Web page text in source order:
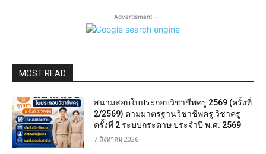
- Advertisment -
MOST READ
สนามสอบใบประกอบวิชาชีพครู 2569 (ครั้งที่
2/2569) ตามมาตรฐานวิชาชีพครู วิชาครู
ครั้งที่ 2 ระบบกระดาษ ประจำปี พ.ศ. 2569
7 สิงหาคม 2026